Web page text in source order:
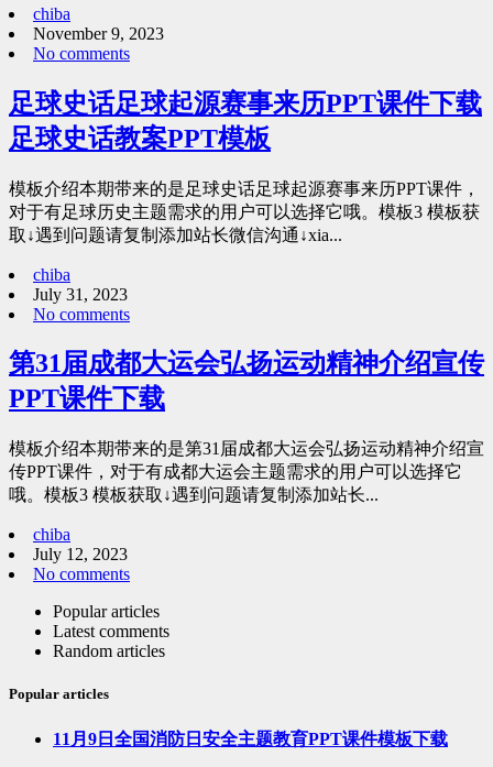
chiba
November 9, 2023
No comments
足球史话足球起源赛事来历PPT课件下载
足球史话教案PPT模板
模板介绍本期带来的是足球史话足球起源赛事来历PPT课件，
对于有足球历史主题需求的用户可以选择它哦。模板3 模板获
取↓遇到问题请复制添加站长微信沟通↓xia...
chiba
July 31, 2023
No comments
第31届成都大运会弘扬运动精神介绍宣传
PPT课件下载
模板介绍本期带来的是第31届成都大运会弘扬运动精神介绍宣
传PPT课件，对于有成都大运会主题需求的用户可以选择它
哦。模板3 模板获取↓遇到问题请复制添加站长...
chiba
July 12, 2023
No comments
Popular articles
Latest comments
Random articles
Popular articles
11月9日全国消防日安全主题教育PPT课件模板下载